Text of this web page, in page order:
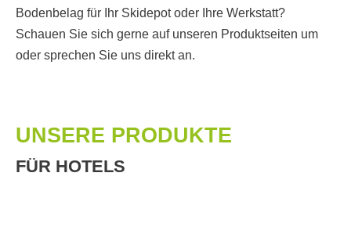
Bodenbelag für Ihr Skidepot oder Ihre Werkstatt?
Schauen Sie sich gerne auf unseren Produktseiten um
oder sprechen Sie uns direkt an.
UNSERE PRODUKTE
FÜR HOTELS